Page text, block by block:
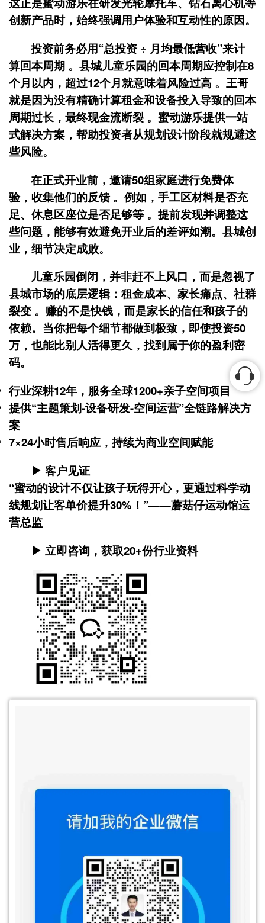
创新产品时，始终强调用户体验和互动性的原因。
投资前务必用“总投资 ÷ 月均最低营收”来计
算回本周期 。县城儿童乐园的回本周期应控制在8
个月以内，超过12个月就意味着风险过高 。王哥
就是因为没有精确计算租金和设备投入导致的回本
周期过长，最终现金流断裂 。蜜动游乐提供一站
式解决方案 ，帮助投资者从规划设计阶段就规避这
些风险。
在正式开业前，邀请50组家庭进行免费体
验，收集他们的反馈 。例如，手工区材料是否充
足、休息区座位是否足够等 。提前发现并调整这
些问题，能够有效避免开业后的差评如潮。县城创
业，细节决定成败。
儿童乐园倒闭，并非赶不上风口，而是忽视了
县城市场的底层逻辑：租金成本、家长痛点、社群
裂变 。赚的不是快钱，而是家长的信任和孩子的
依赖。当你把每个细节都做到极致，即使投资50
万，也能比别人活得更久，找到属于你的盈利密
码。
行业深耕12年，服务全球1200+亲子空间项目
提供“主题策划-设备研发-空间运营”全链路解决方
案
7×24小时售后响应，持续为商业空间赋能
▶ 客户见证
“蜜动的设计不仅让孩子玩得开心，更通过科学动
线规划让客单价提升30%！”——蘑菇仔运动馆运
营总监
▶ 立即咨询，获取20+份行业资料